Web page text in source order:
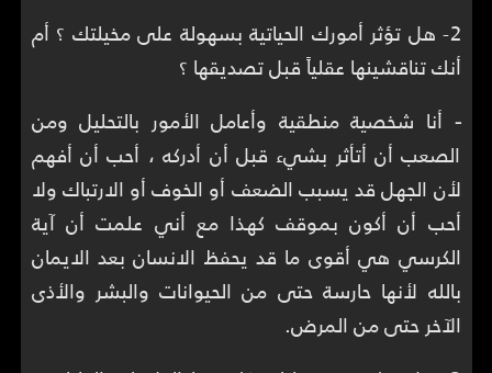
2- هل تؤثر أمورك الحياتية بسهولة على مخيلتك ؟ أم
أنك تناقشينها عقلياً قبل تصديقها ؟
- أنا شخصية منطقية وأعامل الأمور بالتحليل ومن
الصعب أن أتأثر بشيء قبل أن أدركه ، أحب أن أفهم
لأن الجهل قد يسبب الضعف أو الخوف أو الارتباك ولا
أحب أن أكون بموقف كهذا مع أني علمت أن آية
الكرسي هي أقوى ما قد يحفظ الانسان بعد الايمان
بالله لأنها حارسة حتى من الحيوانات والبشر والأذى
الآخر حتى من المرض.